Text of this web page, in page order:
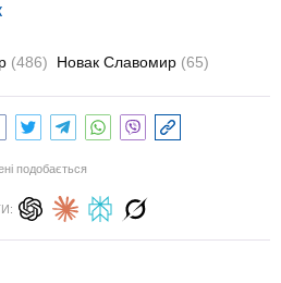
(486) Новак Славомир (65)
подобається